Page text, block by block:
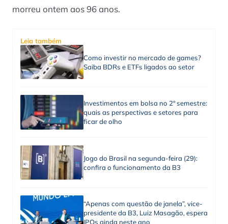
morreu ontem aos 96 anos.
Leia também
Como investir no mercado de games?
Saiba BDRs e ETFs ligados ao setor
Investimentos em bolsa no 2º semestre:
quais as perspectivas e setores para
ficar de olho
Jogo do Brasil na segunda-feira (29):
confira o funcionamento da B3
“Apenas com questão de janela”, vice-
presidente da B3, Luiz Masagão, espera
IPOs ainda neste ano